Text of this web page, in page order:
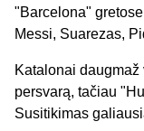
"Barcelona"
Messi, Suarezas,
Katalonai
persvarą, tačiau
Susitikimas